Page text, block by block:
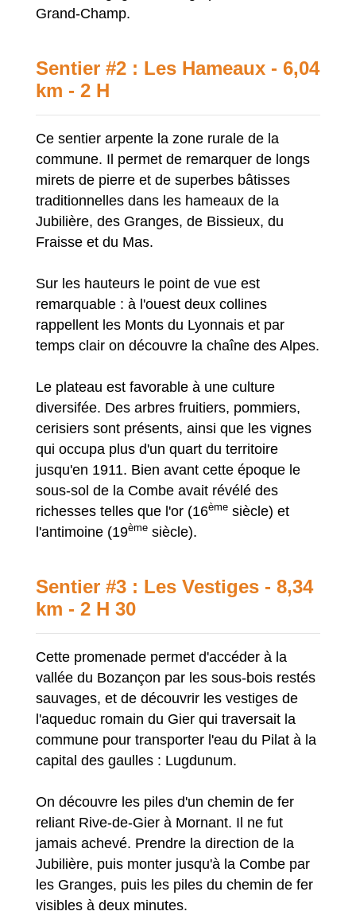
Grand-Champ.
Sentier #2 : Les Hameaux - 6,04
km - 2 H
Ce sentier arpente la zone rurale de la
commune. Il permet de remarquer de longs
mirets de pierre et de superbes bâtisses
traditionnelles dans les hameaux de la
Jubilière, des Granges, de Bissieux, du
Fraisse et du Mas.
Sur les hauteurs le point de vue est
remarquable : à l'ouest deux collines
rappellent les Monts du Lyonnais et par
temps clair on découvre la chaîne des Alpes.
Le plateau est favorable à une culture
diversifée. Des arbres fruitiers, pommiers,
cerisiers sont présents, ainsi que les vignes
qui occupa plus d'un quart du territoire
jusqu'en 1911. Bien avant cette époque le
sous-sol de la Combe avait révélé des
richesses telles que l'or (16ème siècle) et
l'antimoine (19ème siècle).
Sentier #3 : Les Vestiges - 8,34
km - 2 H 30
Cette promenade permet d'accéder à la
vallée du Bozançon par les sous-bois restés
sauvages, et de découvrir les vestiges de
l'aqueduc romain du Gier qui traversait la
commune pour transporter l'eau du Pilat à la
capital des gaulles : Lugdunum.
On découvre les piles d'un chemin de fer
reliant Rive-de-Gier à Mornant. Il ne fut
jamais achevé. Prendre la direction de la
Jubilière, puis monter jusqu'à la Combe par
les Granges, puis les piles du chemin de fer
visibles à deux minutes.